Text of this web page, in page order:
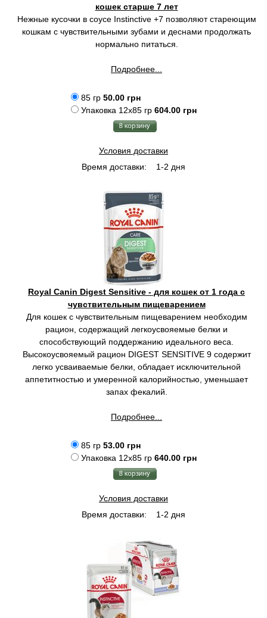
кошек старше 7 лет
Нежные кусочки в соусе Instinctive +7 позволяют стареющим
кошкам с чувствительными зубами и деснами продолжать
нормально питаться.
Подробнее...
85 гр 50.00 грн
Упаковка 12x85 гр 604.00 грн
Условия доставки
Время доставки:
1-2 дня
Royal Canin Digest Sensitive - для кошек от 1 года с
чувствительным пищеварением
Для кошек с чувствительным пищеварением необходим
рацион, содержащий легкоусвояемые белки и
способствующий поддержанию идеального веса.
Высокоусвояемый рацион DIGEST SENSITIVE 9 содержит
легко усваиваемые белки, обладает исключительной
аппетитностью и умеренной калорийностью, уменьшает
запах фекалий.
Подробнее...
85 гр 53.00 грн
Упаковка 12x85 гр 640.00 грн
Условия доставки
Время доставки:
1-2 дня